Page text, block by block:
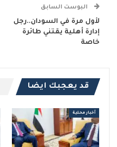
البوست السابق
لأول مرة في السودان..رجل
إدارة أهلية يقتني طائرة
خاصة
قد يعجبك ايضا
أخبار محلية